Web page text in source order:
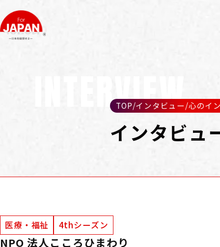
INTERVIEW
インタビュ
TOP/インタビュー/心のイ
医療・福祉 4thシーズン
NPO 法人こころひまわり